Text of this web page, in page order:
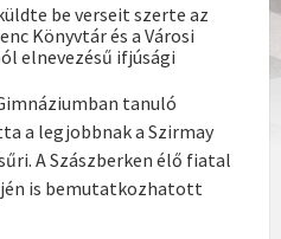
be verseit szerte az
Könyvtár és a Városi
elnevezésű ifjúsági
tanuló
a legjobbnak a Szirmay
A Szászberken élő fiatal
is bemutatkozhatott